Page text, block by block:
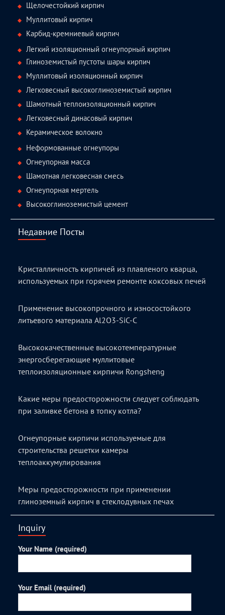
Щелочестойкий кирпич
Муллитовый кирпич
Карбид-кремниевый кирпич
Легкий изоляционный огнеупорный кирпич
Глиноземистый пустоты шары кирпич
Муллитовый изоляционный кирпич
Легковесный высокоглиноземистый кирпич
Шамотный теплоизоляционный кирпич
Легковесный динасовый кирпич
Керамическое волокно
Неформованные огнеупоры
Огнеупорная масса
Шамотная легковесная смесь
Огнеупорная мертель
Высокоглиноземистый цемент
Недавние Посты
Кристалличность кирпичей из плавленого кварца,
используемых при горячем ремонте коксовых печей
Применение высокопрочного и износостойкого
литьевого материала Al2O3-SiC-C
Высококачественные высокотемпературные
энергосберегающие муллитовые
теплоизоляционные кирпичи Rongsheng
Какие меры предосторожности следует соблюдать
при заливке бетона в топку котла?
Огнеупорные кирпичи используемые для
строительства решетки камеры
теплоаккумулирования
Меры предосторожности при применении
глиноземный кирпич в стеклодувных печах
Inquiry
Your Name (required)
Your Email (required)